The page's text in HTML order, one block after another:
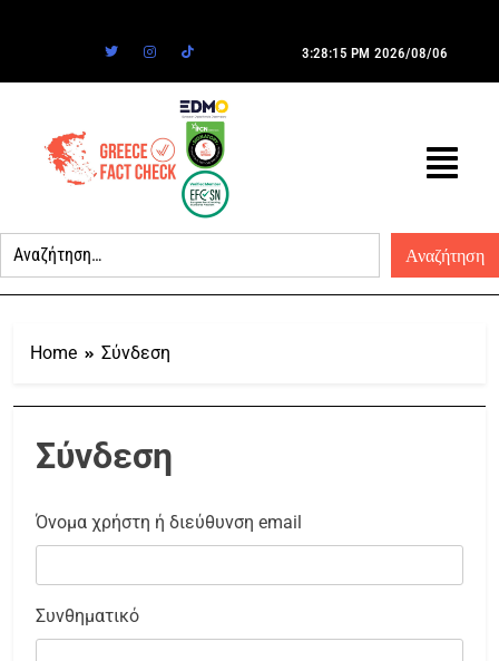
3:28:15 PM 2026/08/06
Home Σύνδεση
Σύνδεση
Όνομα χρήστη ή διεύθυνση email
Συνθηματικό